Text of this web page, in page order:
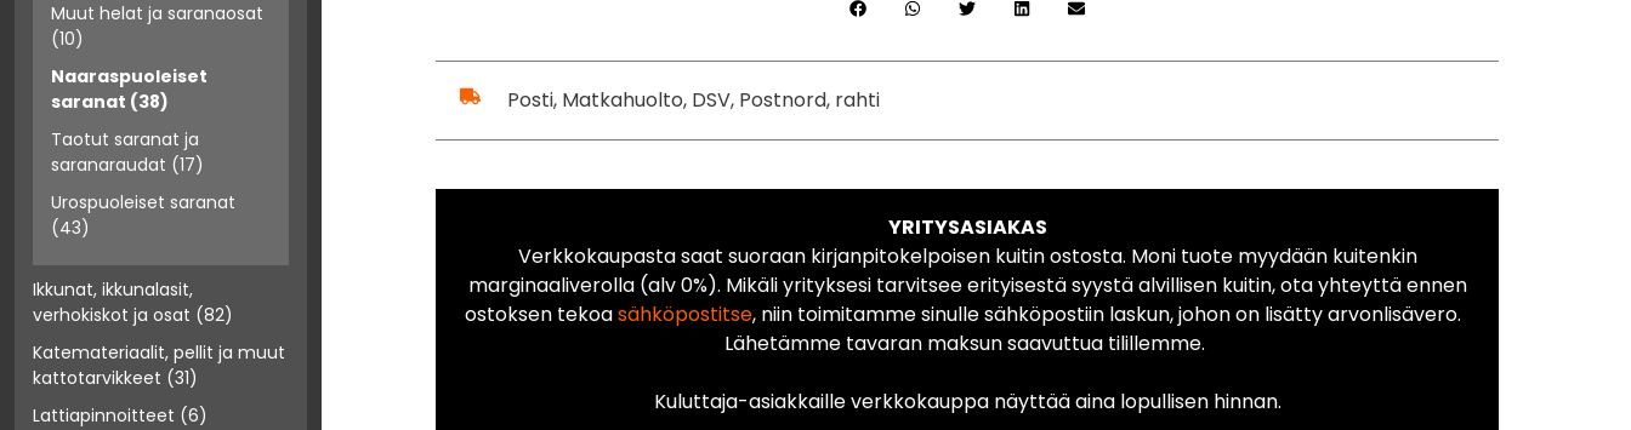
Muut helat ja saranaosat
(10)
Naaraspuoleiset
saranat (38)
Taotut saranat ja
saranaraudat (17)
Urospuoleiset saranat
(43)
Ikkunat, ikkunalasit,
verhokiskot ja osat (82)
Katemateriaalit, pellit ja muut
kattotarvikkeet (31)
Lattiapinnoitteet (6)
Posti, Matkahuolto, DSV, Postnord, rahti
YRITYSASIAKAS
Verkkokaupasta saat suoraan kirjanpitokelpoisen kuitin ostosta. Moni tuote myydään kuitenkin
marginaaliverolla (alv 0%). Mikäli yrityksesi tarvitsee erityisestä syystä alvillisen kuitin, ota yhteyttä ennen
ostoksen tekoasähköpostitse, niin toimitamme sinulle sähköpostiin laskun, johon on lisätty arvonlisävero.
Lähetämme tavaran maksun saavuttua tilillemme.
Kuluttaja-asiakkaille verkkokauppa näyttää aina lopullisen hinnan.